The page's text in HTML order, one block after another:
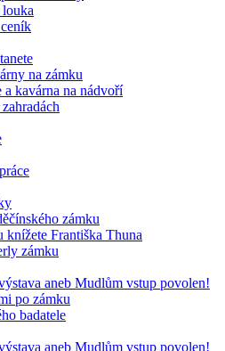
na zámku
a kavárna na nádvoří
zámku
knížete Františka Thuna
zámku
aneb Mudlům vstup povolen!
po zámku
badatele
aneb Mudlům vstup povolen!